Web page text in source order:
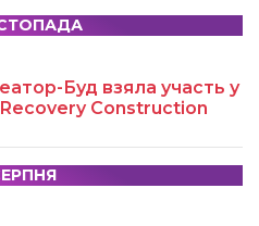
Буд взяла участь у
Construction